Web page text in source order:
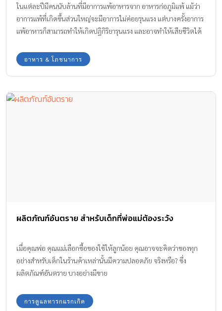
ในแต่ละปีมีคนนับล้านที่มีอาการแพ้อาหารจาก อาหารก่อภูมิแพ้ แม้ว่า
อาการแพ้ที่เกิดขึ้นส่วนใหญ่จะมีอาการไม่ค่อยรุนแรง แต่บางครั้งอาการ
แพ้อาหารก็สามารถทำให้เกิดปฏิกิริยารุนแรง และอาจทำให้เสียชีวิตได้
ที่แพ้อาหารเพิ่มขึ้น 8%
อาหาร & โภชนาการ
ผลิตภัณฑ์อันตราย สำหรับเด็กที่พ่อแม่ต้องระวัง
เมื่อคุณพ่อ คุณแม่เลือกซื้อของใช้ให้ลูกน้อย คุณอาจจะคิดว่าของทุก
อย่างสำหรับเด็กในร้านค้าเหล่านั้นมีความปลอดภัย จริงหรือ? ซึ่ง
ผลิตภัณฑ์อันตราย บางอย่างมีขาย
การดูแลทารกแรกเกิด